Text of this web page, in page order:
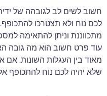
חשוב לשים לב לגובהה של
לכם נוח ולא תצטרכו
מתכווננת וניתן להתאימה
עוד פרט חשוב הוא מה גובה
מאוד בין העגלות השונות. אם
שלא יהיה לכם נוח להתכופף